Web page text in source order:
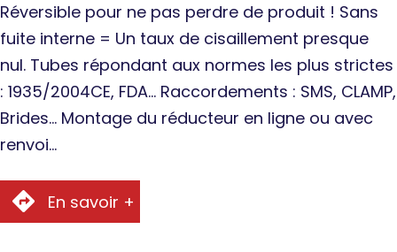
Réversible pour ne pas perdre de produit ! Sans
fuite interne = Un taux de cisaillement presque
nul. Tubes répondant aux normes les plus strictes
: 1935/2004CE, FDA… Raccordements : SMS, CLAMP,
Brides… Montage du réducteur en ligne ou avec
renvoi…
En savoir +